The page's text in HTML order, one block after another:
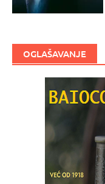
OGLAŠAVANJE